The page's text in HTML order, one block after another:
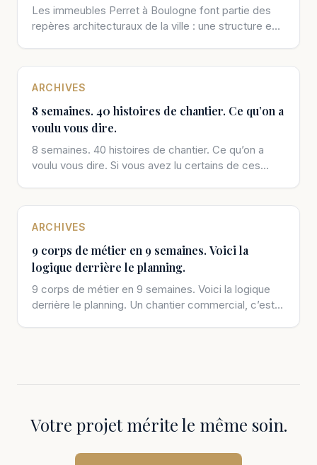
Les immeubles Perret à Boulogne font partie des
repères architecturaux de la ville : une structure en
ARCHIVES
8 semaines. 40 histoires de chantier. Ce qu’on a
voulu vous dire.
8 semaines. 40 histoires de chantier. Ce qu’on a
voulu vous dire. Si vous avez lu certains de ces
ARCHIVES
9 corps de métier en 9 semaines. Voici la
logique derrière le planning.
9 corps de métier en 9 semaines. Voici la logique
derrière le planning. Un chantier commercial, c’est
Votre projet mérite le même soin.